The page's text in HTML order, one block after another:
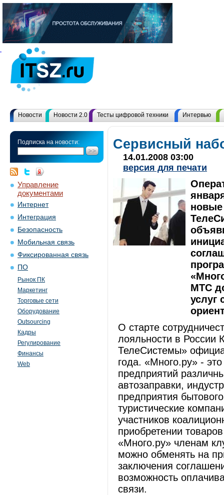
Новости Новости 2.0 Тесты цифровой техники Интервью
Подписка на новости:
Управление
документами
Интернет
Интеграция
Безопасность
Мобильная связь
Фиксированная связь
ПО
Рынок ПК
Маркетинг
Торговые сети
Оборудование
Outsourcing
Кадры
Регулирование
Финансы
Web
Сервисный
14.01.2008 03:00
версия для печати
МТС
услуг
О старте
лояльности в
ТелеСистемы»
года. «Много.ру» -
предприятий
автозаправки,
предприятия
туристические
участников
приобретении
«Mного.ру» членам
можно обменять на
заключения
возможность
связи.